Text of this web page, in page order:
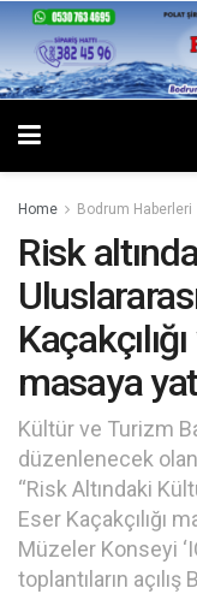
Home Bodrum Haberleri
Risk
masaya
Kültür ve Turizm
düzenlenecek
“Risk Altındaki
Eser Kaçakçılığı
Müzeler Konseyi
toplantıların